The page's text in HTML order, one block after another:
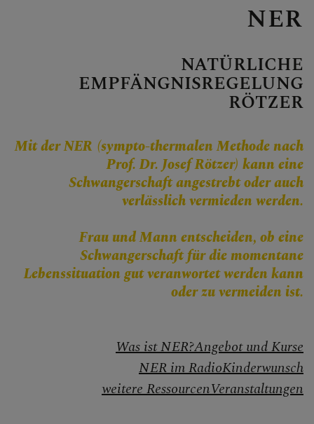
FRAGEN
GLAUBEN
ERLEBEN
MITMACHEN
BEGEGNEN
Seelsorge
Bischof
NER
NATÜRLICHE
EMPFÄNGNISREGELUNG
RÖTZER
Mit der NER (sympto-thermalen Methode nach
Prof. Dr. Josef Rötzer) kann eine
Schwangerschaft angestrebt oder auch
verlässlich vermieden werden.
Frau und Mann entscheiden, ob eine
Schwangerschaft für die momentane
Lebenssituation gut veranwortet werden kann
oder zu vermeiden ist.
Was ist NER?Angebot und Kurse
NER im RadioKinderwunsch
weitere RessourcenVeranstaltungen